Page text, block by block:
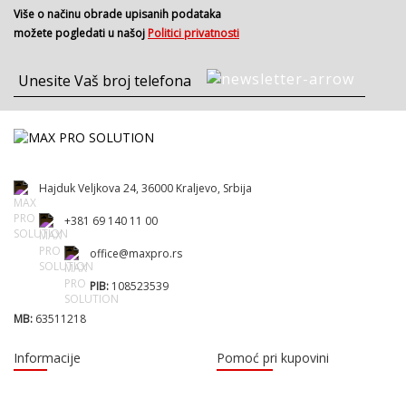
Više o načinu obrade upisanih podataka
možete pogledati u našoj Politici privatnosti
Hajduk Veljkova 24, 36000 Kraljevo, Srbija
+381 69 140 11 00
office@maxpro.rs
PIB: 108523539
MB: 63511218
Informacije Pomoć pri kupovini